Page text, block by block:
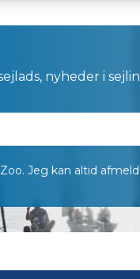
nyheder i
Jeg kan altid